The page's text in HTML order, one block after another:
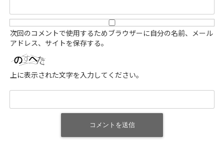
次回のコメントで使用するためブラウザーに自分の名前、メール
アドレス、サイトを保存する。
上に表示された文字を入力してください。